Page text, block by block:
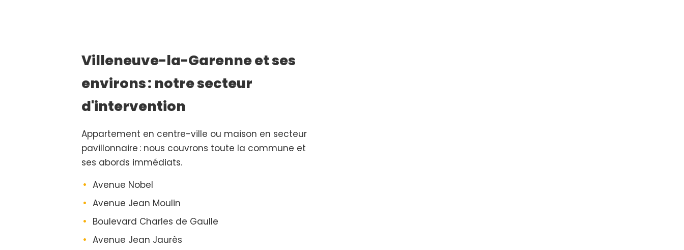
Villeneuve-la-Garenne et ses
environs : notre secteur
d'intervention
Appartement en centre-ville ou maison en secteur
pavillonnaire : nous couvrons toute la commune et
ses abords immédiats.
Avenue Nobel
Avenue Jean Moulin
Boulevard Charles de Gaulle
Avenue Jean Jaurès